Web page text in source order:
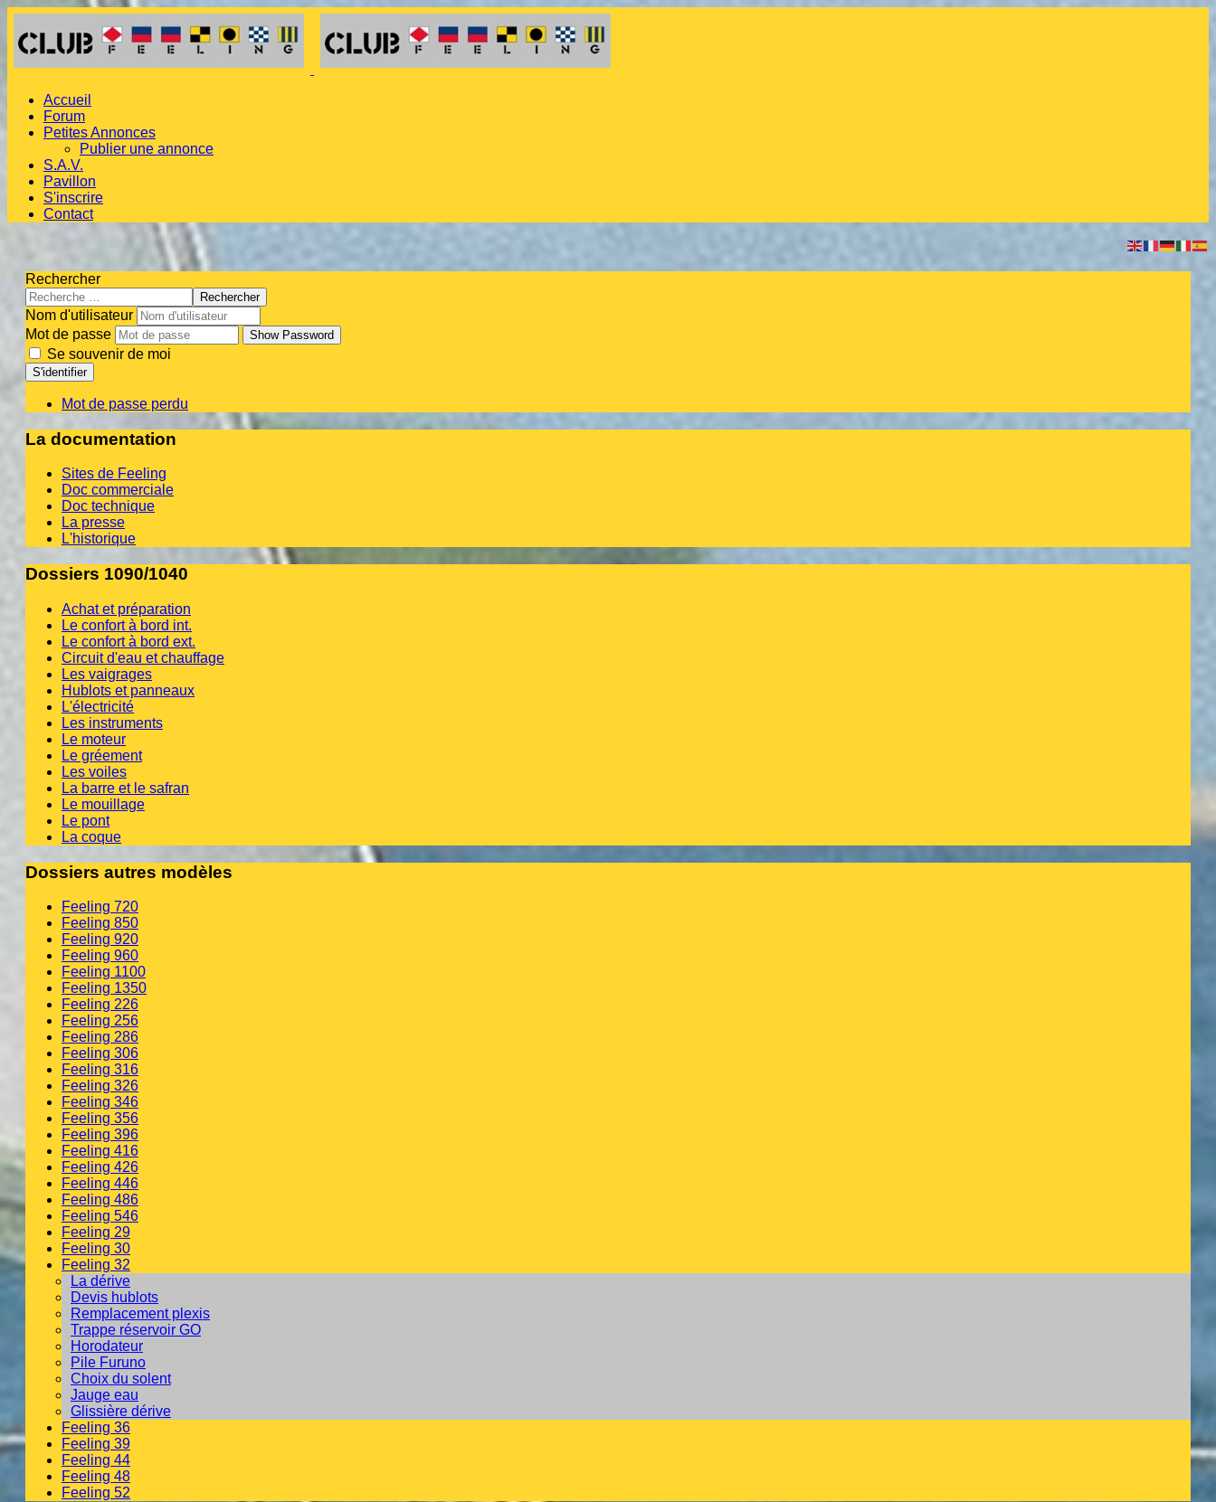
Accueil
Forum
Petites Annonces
Publier une annonce
S.A.V.
Pavillon
S'inscrire
Contact
Rechercher
Rechercher
Nom d'utilisateur
Mot de passe
Show Password
Se souvenir de moi
S'identifier
Mot de passe perdu
La documentation
Sites de Feeling
Doc commerciale
Doc technique
La presse
L'historique
Dossiers 1090/1040
Achat et préparation
Le confort à bord int.
Le confort à bord ext.
Circuit d'eau et chauffage
Les vaigrages
Hublots et panneaux
L'électricité
Les instruments
Le moteur
Le gréement
Les voiles
La barre et le safran
Le mouillage
Le pont
La coque
Dossiers autres modèles
Feeling 720
Feeling 850
Feeling 920
Feeling 960
Feeling 1100
Feeling 1350
Feeling 226
Feeling 256
Feeling 286
Feeling 306
Feeling 316
Feeling 326
Feeling 346
Feeling 356
Feeling 396
Feeling 416
Feeling 426
Feeling 446
Feeling 486
Feeling 546
Feeling 29
Feeling 30
Feeling 32
La dérive
Devis hublots
Remplacement plexis
Trappe réservoir GO
Horodateur
Pile Furuno
Choix du solent
Jauge eau
Glissière dérive
Feeling 36
Feeling 39
Feeling 44
Feeling 48
Feeling 52